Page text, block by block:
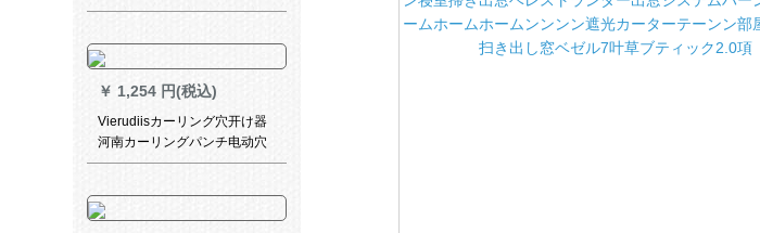
小羽音ネットの红姫系寝室を
ースタッドは幅が1.5*2(短い
してもいいです。)面の魔青フ
ーは星です。
￥ 1,254 円(税込)
Vierudiisカーリング穴开け器
河南カーリングパンチ电动穴
あけ机